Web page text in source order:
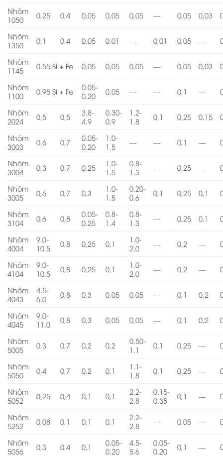
Nhôm
1050
0,25 0,4 0,05 0,05 0,05 — 0,05 0,03
Nhôm
1350
0,1 0,4 0,05 0,01 — 0,01 0,05 —
Nhôm
1145
0.55 Si + Fe 0,05 0,05 0,05 — 0,05 0,03
Nhôm
1100
0.95 Si + Fe
0.05-
0.20
0,05 — — 0,1 —
Nhôm
2024
0,5 0,5
3.8-
4.9
0.30-
0.9
1.2-
1.8
0,1 0,25 0,15
Nhôm
3003
0,6 0,7
0.05-
0.20
1.0-
1.5
— — 0,1 —
Nhôm
3004
0,3 0,7 0,25
1.0-
1.5
0.8-
1.3
— 0,25 —
Nhôm
3005
0,6 0,7 0,3
1.0-
1.5
0.20-
0.6
0,1 0,25 0,1
Nhôm
3104
0,6 0,8
0.05-
0.25
0.8-
1.4
0.8-
1.3
— 0,25 0,1
Nhôm
4004
9.0-
10.5
0,8 0,25 0,1
1.0-
2.0
— 0,2 —
Nhôm
4104
9.0-
10.5
0,8 0,25 0,1
1.0-
2.0
— 0,2 —
Nhôm
4043
4.5-
6.0
0,8 0,3 0,05 0,05 — 0,1 0,2
Nhôm
4045
9.0-
11.0
0,8 0,3 0,05 0,05 — 0,1 0,2
Nhôm
5005
0,3 0,7 0,2 0,2
0.50-
1.1
0,1 0,25 —
Nhôm
5050
0,4 0,7 0,2 0,1
1.1-
1.8
0,1 0,25 —
Nhôm
5052
0,25 0,4 0,1 0,1
2.2-
2.8
0.15-
0.35
0,1 —
Nhôm
5252
0,08 0,1 0,1 0,1
2.2-
2.8
— 0,05 —
Nhôm
5056
0,3 0,4 0,1
0.05-
0.20
4.5-
5.6
0.05-
0.20
0,1 —